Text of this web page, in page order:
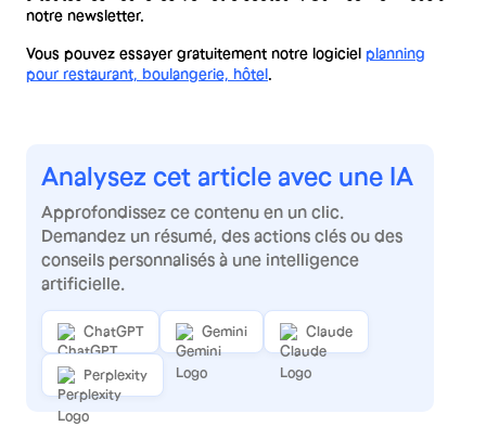
notre newsletter.
Vous pouvez essayer gratuitement notre logiciel planning
pour restaurant, boulangerie, hôtel
Analysez cet article avec une IA
Approfondissez ce contenu en un clic.
Demandez un résumé, des actions clés ou des
conseils personnalisés à une intelligence
artificielle.
ChatGPT Gemini Claude
Perplexity